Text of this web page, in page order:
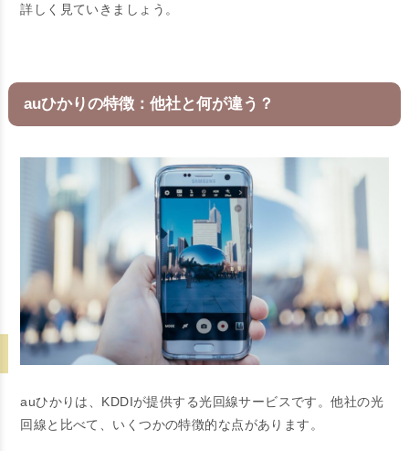
詳しく見ていきましょう。
auひかりの特徴：他社と何が違う？
auひかりは、KDDIが提供する光回線サービスです。他社の光
回線と比べて、いくつかの特徴的な点があります。